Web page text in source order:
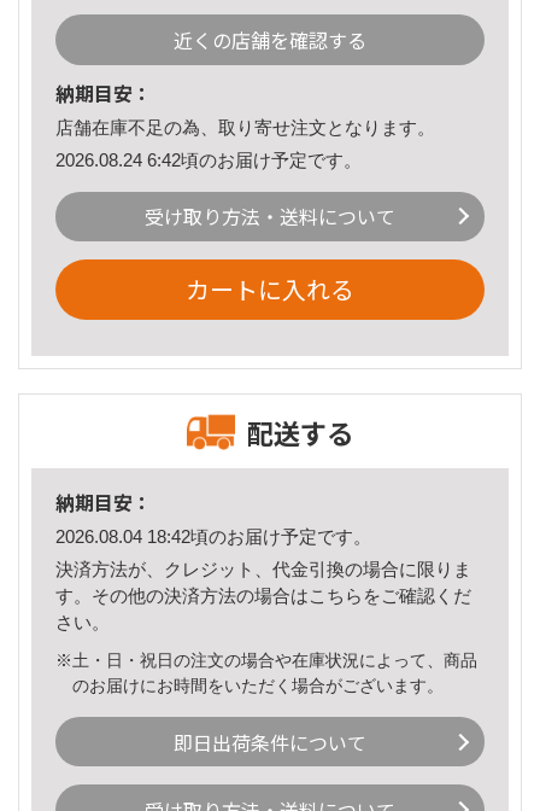
近くの店舗を確認する
納期目安：
店舗在庫不足の為、取り寄せ注文となります。
2026.08.24 6:42頃のお届け予定です。
受け取り方法・送料について
カートに入れる
配送する
納期目安：
2026.08.04 18:42頃のお届け予定です。
決済方法が、クレジット、代金引換の場合に限りま
す。その他の決済方法の場合はこちら をご確認くだ
さい。
※土・日・祝日の注文の場合や在庫状況によって、商品
のお届けにお時間をいただく場合がございます。
即日出荷条件について